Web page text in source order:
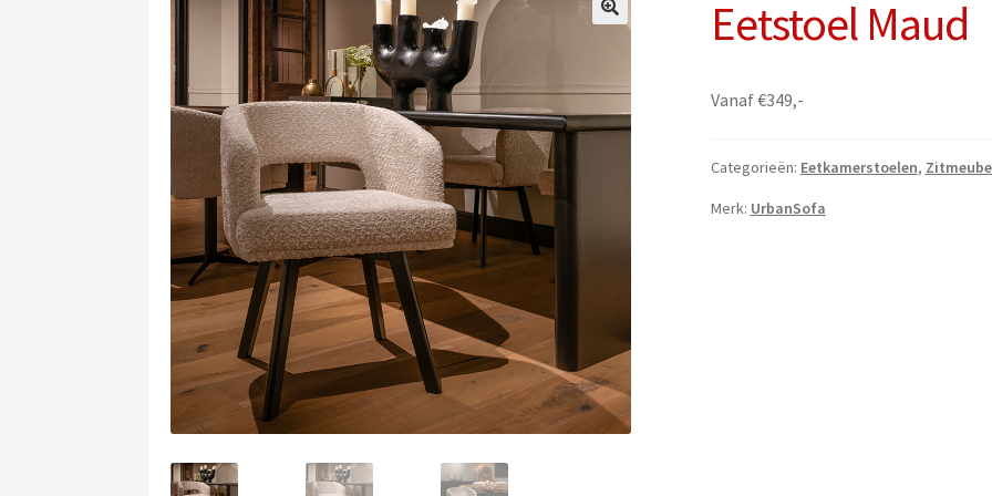
Eetstoel Maud
Vanaf €349,-
Categorieën: Eetkamerstoelen,
Merk: UrbanSofa